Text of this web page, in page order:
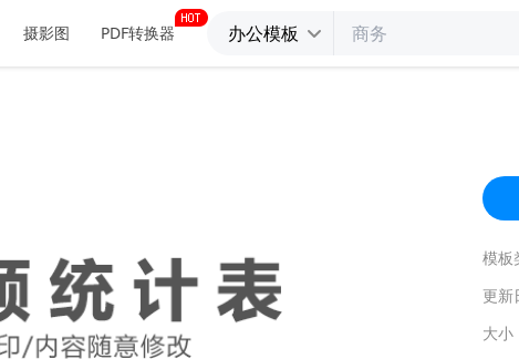
摄影图 PDF转换器 办公模板
模板
更新
大小